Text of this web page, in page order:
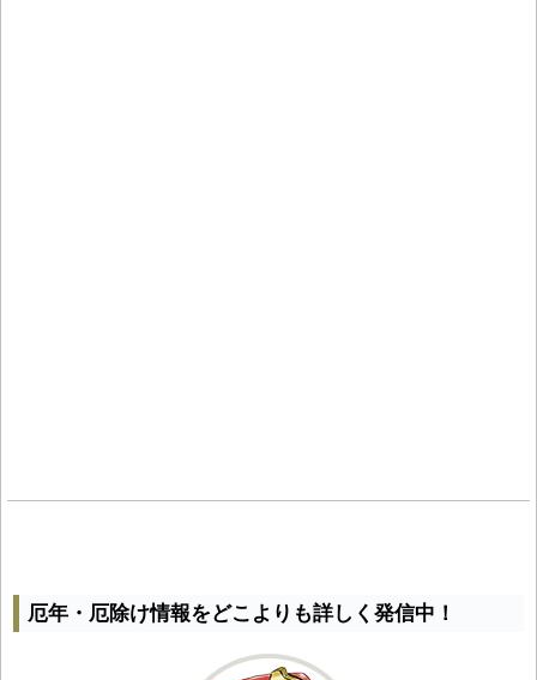
厄年・厄除け情報をどこよりも詳しく発信中！